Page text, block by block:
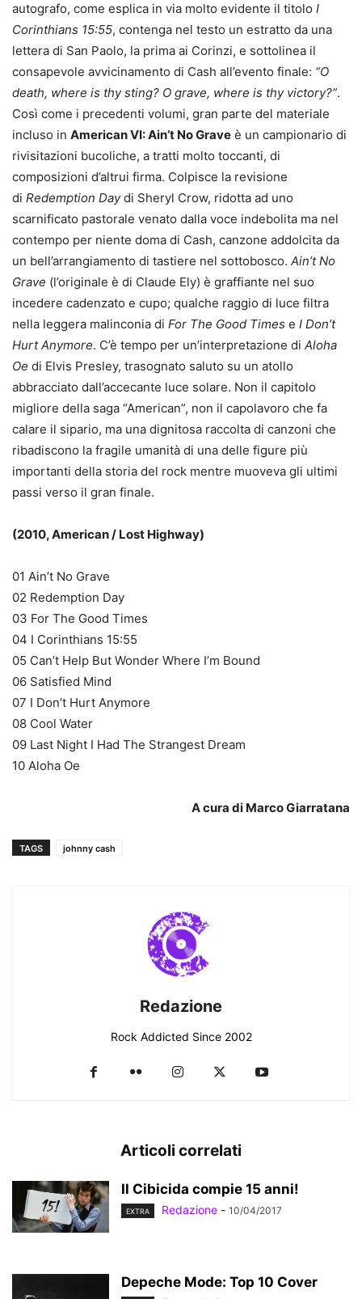
autografo, come esplica in via molto evidente il titolo I
Corinthians 15:55, contenga nel testo un estratto da una
lettera di San Paolo, la prima ai Corinzi, e sottolinea il
consapevole avvicinamento di Cash all’evento finale: “O
death, where is thy sting? O grave, where is thy victory?”.
Così come i precedenti volumi, gran parte del materiale
incluso in American VI: Ain’t No Grave è un campionario di
rivisitazioni bucoliche, a tratti molto toccanti, di
composizioni d’altrui firma. Colpisce la revisione
di Redemption Daydi Sheryl Crow, ridotta ad uno
scarnificato pastorale venato dalla voce indebolita ma nel
contempo per niente doma di Cash, canzone addolcita da
un bell’arrangiamento di tastiere nel sottobosco. Ain’t No
Grave (l’originale è di Claude Ely) è graffiante nel suo
incedere cadenzato e cupo; qualche raggio di luce filtra
nella leggera malinconia di For The Good Times e I Don’t
Hurt Anymore. C’è tempo per un’interpretazione di Aloha
Oe di Elvis Presley, trasognato saluto su un atollo
abbracciato dall’accecante luce solare. Non il capitolo
migliore della saga “American”, non il capolavoro che fa
calare il sipario, ma una dignitosa raccolta di canzoni che
ribadiscono la fragile umanità di una delle figure più
importanti della storia del rock mentre muoveva gli ultimi
passi verso il gran finale.
(2010, American / Lost Highway)
01 Ain’t No Grave
02 Redemption Day
03 For The Good Times
04 I Corinthians 15:55
05 Can’t Help But Wonder Where I’m Bound
06 Satisfied Mind
07 I Don’t Hurt Anymore
08 Cool Water
09 Last Night I Had The Strangest Dream
10 Aloha Oe
A cura di Marco Giarratana
TAGS johnny cash
Redazione
Rock Addicted Since 2002
Articoli correlati
Il Cibicida compie 15 anni!
EXTRA Redazione - 10/04/2017
Depeche Mode: Top 10 Cover